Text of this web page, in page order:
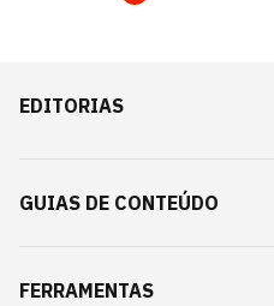
EDITORIAS
GUIAS DE CONTEÚDO
FERRAMENTAS